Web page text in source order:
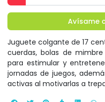
Avísame
Juguete colgante de 17
cuerdas, bolas de
para estimular y
jornadas de juegos,
activas al motivarlas a